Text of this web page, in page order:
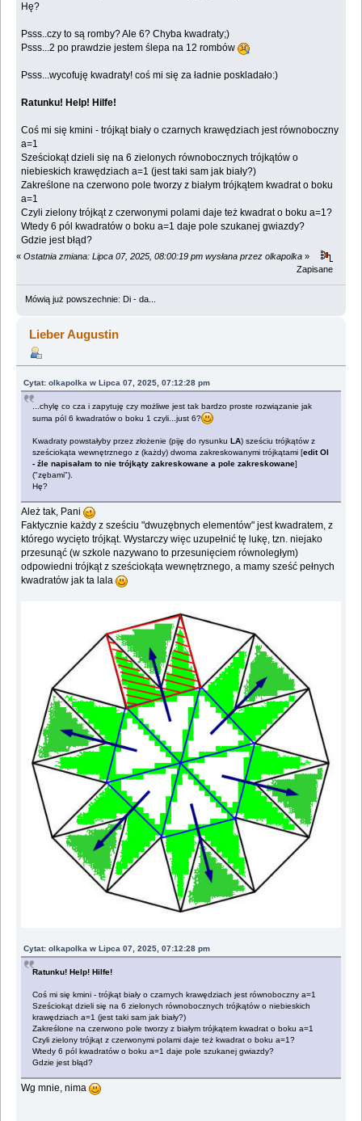
Hę?
Psss..czy to są romby? Ale 6? Chyba kwadraty;)
Psss...2 po prawdzie jestem ślepa na 12 rombów
Psss...wycofuję kwadraty! coś mi się za ładnie poskladało:)
Ratunku! Help! Hilfe!
Coś mi się kmini - trójkąt biały o czarnych krawędziach jest równoboczny
a=1
Sześciokąt dzieli się na 6 zielonych równobocznych trójkątów o
niebieskich krawędziach a=1 (jest taki sam jak biały?)
Zakreślone na czerwono pole tworzy z białym trójkątem kwadrat o boku
a=1
Czyli zielony trójkąt z czerwonymi polami daje też kwadrat o boku a=1?
Wtedy 6 pól kwadratów o boku a=1 daje pole szukanej gwiazdy?
Gdzie jest błąd?
« Ostatnia zmiana: Lipca 07, 2025, 08:00:19 pm wysłana przez olkapolka »
Zapisane
Mówią już powszechnie: Di - da...
Lieber Augustin
Cytat: olkapolka w Lipca 07, 2025, 07:12:28 pm
...chylę co cza i zapytuję czy możliwe jest tak bardzo proste rozwiązanie jak
suma pól 6 kwadratów o boku 1 czyli...just 6?
Kwadraty powstałyby przez złożenie (piję do rysunkuLA) sześciu trójkątów z
sześciokąta wewnętrznego z (każdy) dwoma zakreskowanymi trójkątami [edit Ol
- źle napisałam to nie trójkąty zakreskowane a pole zakreskowane]
("zębami").
Hę?
Ależ tak, Pani
Faktycznie każdy z sześciu "dwuzębnych elementów" jest kwadratem, z
którego wycięto trójkąt. Wystarczy więc uzupełnić tę lukę, tzn. niejako
przesunąć (w szkole nazywano to przesunięciem równoległym)
odpowiedni trójkąt z sześciokąta wewnętrznego, a mamy sześć pełnych
kwadratów jak ta lala
Cytat: olkapolka w Lipca 07, 2025, 07:12:28 pm
Ratunku! Help! Hilfe!
Coś mi się kmini - trójkąt biały o czarnych krawędziach jest równoboczny a=1
Sześciokąt dzieli się na 6 zielonych równobocznych trójkątów o niebieskich
krawędziach a=1 (jest taki sam jak biały?)
Zakreślone na czerwono pole tworzy z białym trójkątem kwadrat o boku a=1
Czyli zielony trójkąt z czerwonymi polami daje też kwadrat o boku a=1?
Wtedy 6 pól kwadratów o boku a=1 daje pole szukanej gwiazdy?
Gdzie jest błąd?
Wg mnie, nima